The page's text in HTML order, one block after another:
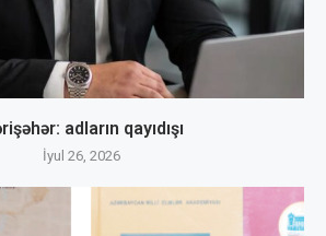
adların qayıdışı
İyul 26, 2026